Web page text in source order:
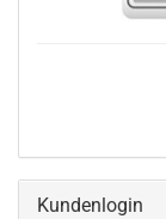
Kundenlogin